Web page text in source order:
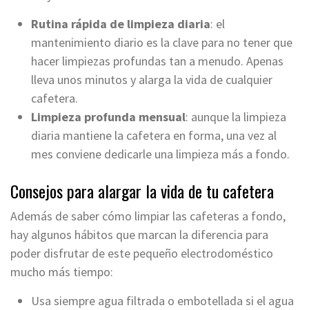
Rutina rápida de limpieza diaria: el
mantenimiento diario es la clave para no tener que
hacer limpiezas profundas tan a menudo. Apenas
lleva unos minutos y alarga la vida de cualquier
cafetera.
Limpieza profunda mensual: aunque la limpieza
diaria mantiene la cafetera en forma, una vez al
mes conviene dedicarle una limpieza más a fondo.
Consejos para alargar la vida de tu cafetera
Además de saber cómo limpiar las cafeteras a fondo,
hay algunos hábitos que marcan la diferencia para
poder disfrutar de este pequeño electrodoméstico
mucho más tiempo:
Usa siempre agua filtrada o embotellada si el agua